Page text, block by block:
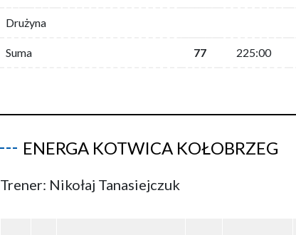
Drużyna
Suma 77 225:00
ENERGA KOTWICA KOŁOBRZEG
Trener: Nikołaj Tanasiejczuk